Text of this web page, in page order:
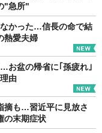
"急所"
かった…信長の命で結
熱愛夫婦
お盆の帰省に｢孫疲れ｣
由
摘も…習近平に見放さ
の末期症状